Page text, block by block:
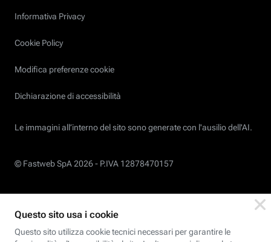
Informativa Privacy
Cookie Policy
Modifica preferenze cookie
Dichiarazione di accessibilità
Le immagini all’interno del sito sono generate con l'ausilio dell'AI.
© Fastweb SpA 2026 - P.IVA 12878470157